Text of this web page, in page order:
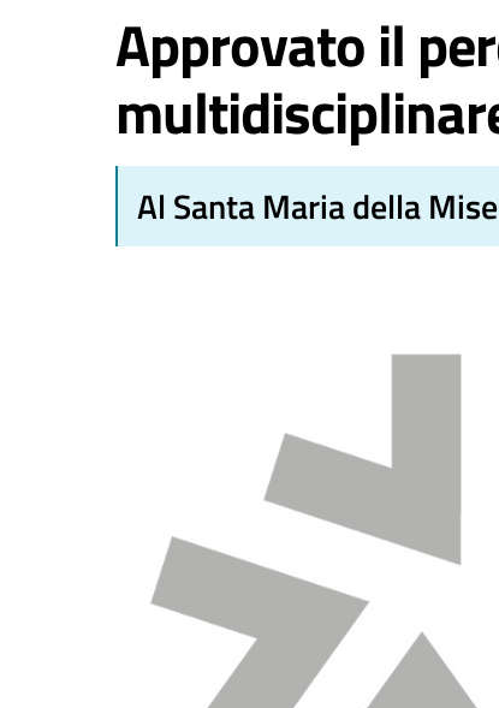
Approvato il
Al Santa Maria della